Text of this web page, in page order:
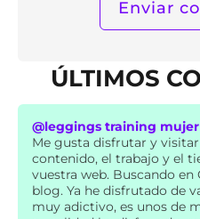
ÚLTIMOS
@leggings training mujer
Me gusta disfrutar y
contenido, el trabajo y el
vuestra web. Buscando
blog. Ya he disfrutado de
muy adictivo, es unos de